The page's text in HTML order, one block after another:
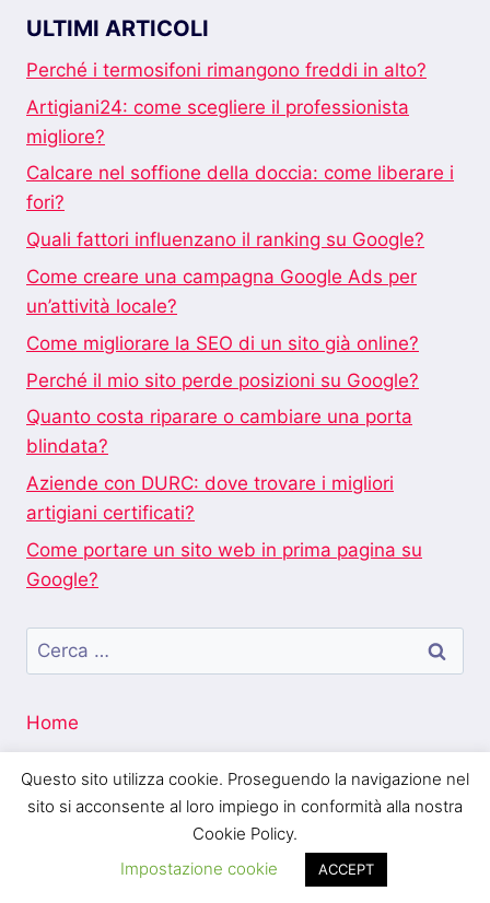
ULTIMI ARTICOLI
Perché i termosifoni rimangono freddi in alto?
Artigiani24: come scegliere il professionista
migliore?
Calcare nel soffione della doccia: come liberare i
fori?
Quali fattori influenzano il ranking su Google?
Come creare una campagna Google Ads per
un’attività locale?
Come migliorare la SEO di un sito già online?
Perché il mio sito perde posizioni su Google?
Quanto costa riparare o cambiare una porta
blindata?
Aziende con DURC: dove trovare i migliori
artigiani certificati?
Come portare un sito web in prima pagina su
Google?
Ricerca
per:
Home
Blogo Italia
Questo sito utilizza cookie. Proseguendo la navigazione nel
sito si acconsente al loro impiego in conformità alla nostra
Cookie Policy.
Impostazione cookie
ACCEPT